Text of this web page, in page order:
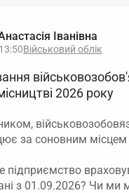
Іванівна
Військовий облік
2026 року
за соновним місцем
з 01.09.2026? Чи ми